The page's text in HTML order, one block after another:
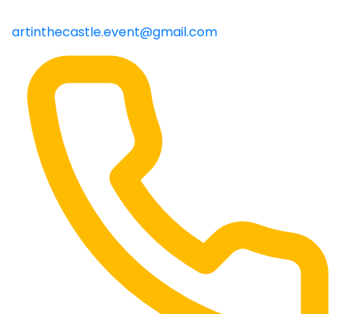
artinthecastle.event@gmail.com